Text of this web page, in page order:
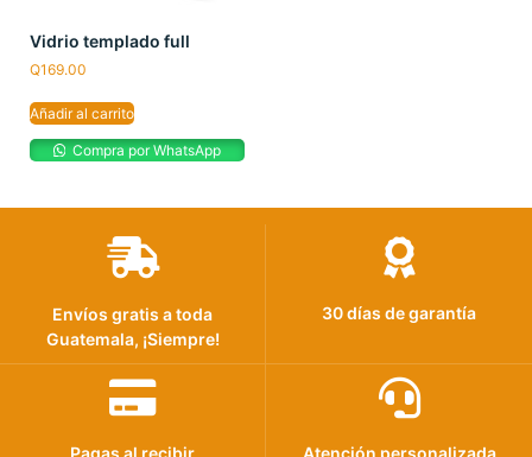
Vidrio templado full
Q169.00
Añadir al carrito
Compra por WhatsApp
Envíos gratis a toda
Guatemala, ¡Siempre!
30 días de garantía
Pagas al recibir
Atención personalizada